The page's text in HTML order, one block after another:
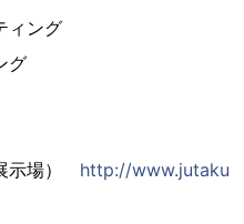
ィング
グ
示場） http://www.jutaku